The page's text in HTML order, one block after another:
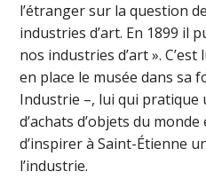
l’étranger sur la question
industries d’art. En 1899 il
nos industries d’art ».
en place le musée dans sa
Industrie –, lui qui pratique
d’achats d’objets du
d’inspirer à Saint-Étienne
l’industrie.